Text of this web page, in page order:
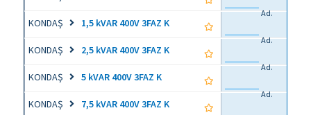
KONDAŞ 1,5 kVAR 400V 3FAZ K
Ad.
KONDAŞ 2,5 kVAR 400V 3FAZ K
Ad.
KONDAŞ 5 kVAR 400V 3FAZ K
Ad.
KONDAŞ 7,5 kVAR 400V 3FAZ K
Ad.